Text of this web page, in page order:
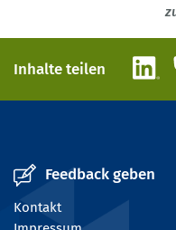
Inhalte teilen
Feedback geben
Kontakt